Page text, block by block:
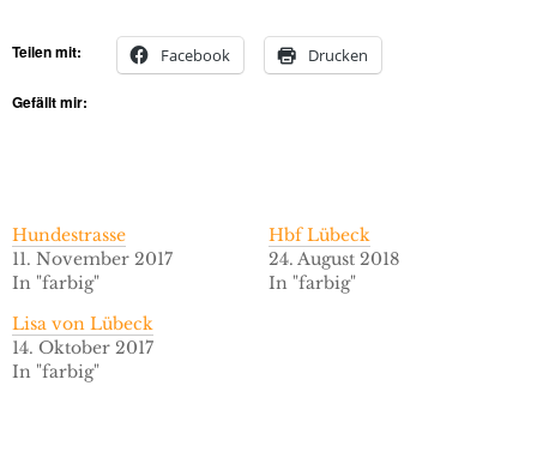
Teilen mit: Facebook Drucken
Gefällt mir:
Hundestrasse
11. November 2017
In "farbig"
Hbf Lübeck
24. August 2018
In "farbig"
Lisa von Lübeck
14. Oktober 2017
In "farbig"